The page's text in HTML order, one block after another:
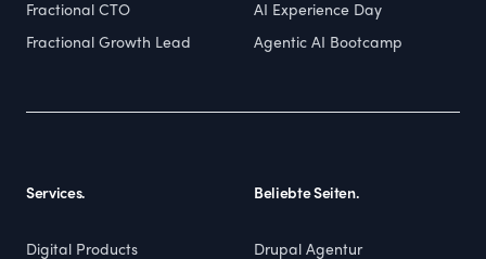
Fractional CTO
Fractional Growth Lead
AI Experience Day
Agentic AI Bootcamp
Services.
Digital Products
Beliebte Seiten.
Drupal Agentur